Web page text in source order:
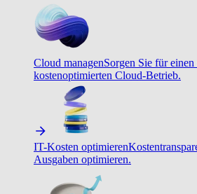
Cloud managenSorgen Sie für
kostenoptimierten Cloud-Betrieb.
IT-Kosten optimieren
Ausgaben optimieren.